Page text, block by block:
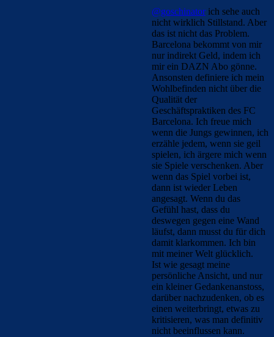
@goschinatorich sehe auch
nicht wirklich Stillstand. Aber
das ist nicht das Problem.
Barcelona bekommt von mir
nur indirekt Geld, indem ich
mir ein DAZN Abo gönne.
Ansonsten definiere ich mein
Wohlbefinden nicht über die
Qualität der
Geschäftspraktiken des FC
Barcelona. Ich freue mich
wenn die Jungs gewinnen, ich
erzähle jedem, wenn sie geil
spielen, ich ärgere mich wenn
sie Spiele verschenken. Aber
wenn das Spiel vorbei ist,
dann ist wieder Leben
angesagt. Wenn du das
Gefühl hast, dass du
deswegen gegen eine Wand
läufst, dann musst du für dich
damit klarkommen. Ich bin
mit meiner Welt glücklich.
Ist wie gesagt meine
persönliche Ansicht, und nur
ein kleiner Gedankenanstoss,
darüber nachzudenken, ob es
einen weiterbringt, etwas zu
kritisieren, was man definitiv
nicht beeinflussen kann.